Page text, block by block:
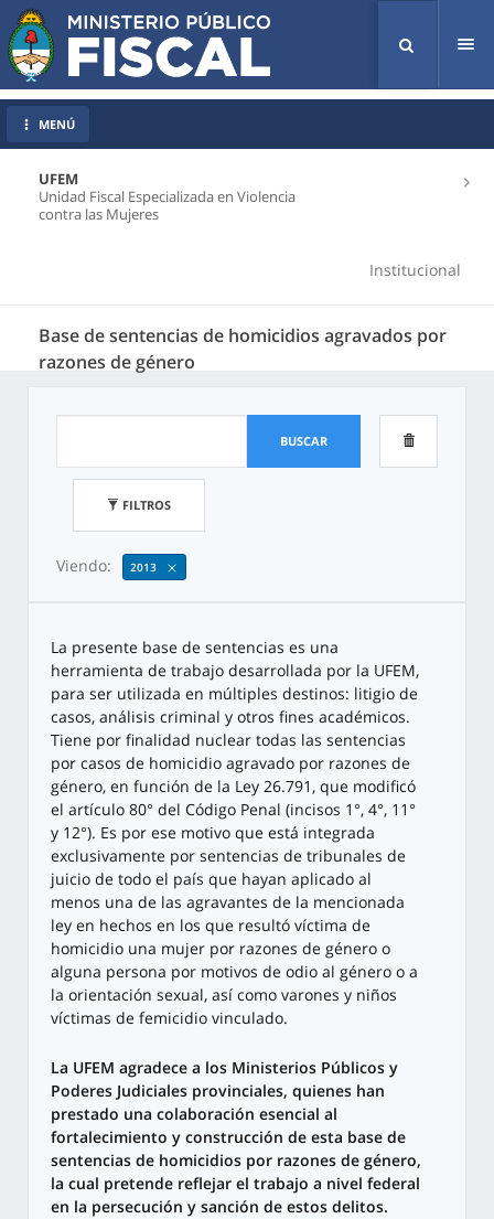
UFEM
Unidad Fiscal Especializada en Violencia
contra las Mujeres
Institucional
Base de sentencias de homicidios agravados por
razones de género
MENÚ
BUSCAR
FILTROS
Viendo: 2013
La presente base de sentencias es una
herramienta de trabajo desarrollada por la UFEM,
para ser utilizada en múltiples destinos: litigio de
casos, análisis criminal y otros fines académicos.
Tiene por finalidad nuclear todas las sentencias
por casos de homicidio agravado por razones de
género, en función de la Ley 26.791, que modificó
el artículo 80° del Código Penal (incisos 1°, 4°, 11°
y 12°). Es por ese motivo que está integrada
exclusivamente por sentencias de tribunales de
juicio de todo el país que hayan aplicado al
menos una de las agravantes de la mencionada
ley en hechos en los que resultó víctima de
homicidio una mujer por razones de género o
alguna persona por motivos de odio al género o a
la orientación sexual, así como varones y niños
víctimas de femicidio vinculado.
La UFEM agradece a los Ministerios Públicos y
Poderes Judiciales provinciales, quienes han
prestado una colaboración esencial al
fortalecimiento y construcción de esta base de
sentencias de homicidios por razones de género,
la cual pretende reflejar el trabajo a nivel federal
en la persecución y sanción de estos delitos.